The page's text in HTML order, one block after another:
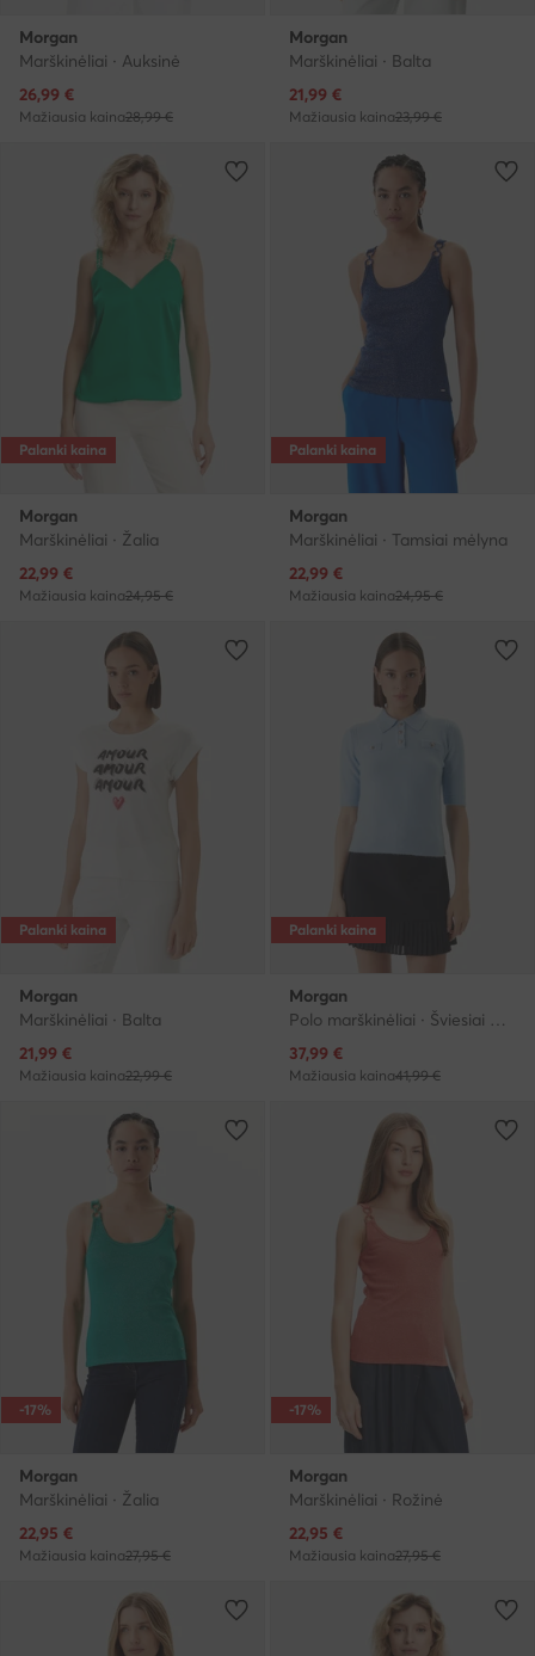
Morgan
Marškinėliai · Auksinė
Dabartinė kaina
26,99 €
Mažiausia kaina28,99 €
Morgan
Marškinėliai · Balta
Dabartinė kaina
21,99 €
Mažiausia kaina23,99 €
Palanki kaina
Morgan
Marškinėliai · Žalia
Dabartinė kaina
22,99 €
Mažiausia kaina24,95 €
Palanki kaina
Morgan
Marškinėliai · Tamsiai mėlyna
Dabartinė kaina
22,99 €
Mažiausia kaina24,95 €
Palanki kaina
Morgan
Marškinėliai · Balta
Dabartinė kaina
21,99 €
Mažiausia kaina22,99 €
Palanki kaina
Morgan
Polo marškinėliai · Šviesiai mėlyna
Dabartinė kaina
37,99 €
Mažiausia kaina41,99 €
-17%
Morgan
Marškinėliai · Žalia
Dabartinė kaina
22,95 €
Mažiausia kaina27,95 €
-17%
Morgan
Marškinėliai · Rožinė
Dabartinė kaina
22,95 €
Mažiausia kaina27,95 €